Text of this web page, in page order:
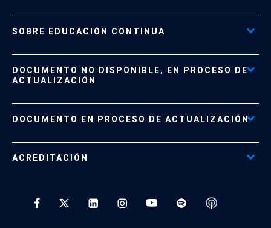
SOBRE EDUCACIÓN CONTINUA
Formas de Pago
Políticas de Retiro, Devolución e Información Importante
DOCUMENTO NO DISPONIBLE, EN PROCESO DE
ACTUALIZACIÓN
Documento No Disponible file_download
DOCUMENTO EN PROCESO DE ACTUALIZACIÓN
ACREDITACIÓN